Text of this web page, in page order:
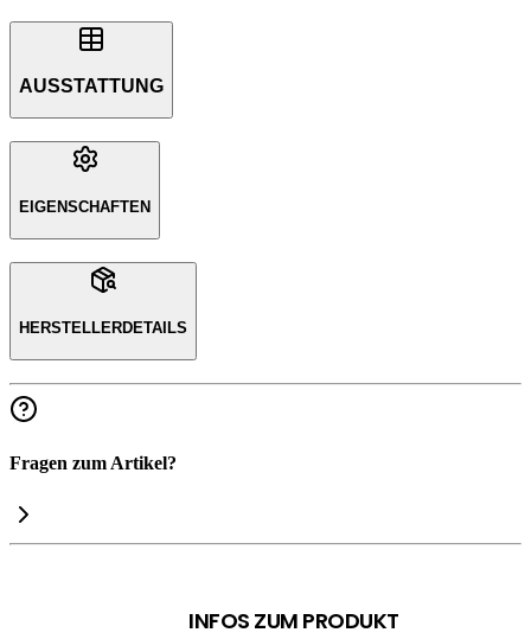
AUSSTATTUNG
EIGENSCHAFTEN
HERSTELLERDETAILS
Fragen zum Artikel?
INFOS ZUM PRODUKT